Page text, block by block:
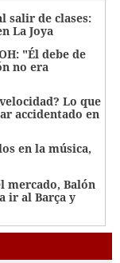
salir de clases:
La Joya
"Él debe de
no era
Lo que
accidentado en
en la música,
mercado, Balón
ir al Barça y